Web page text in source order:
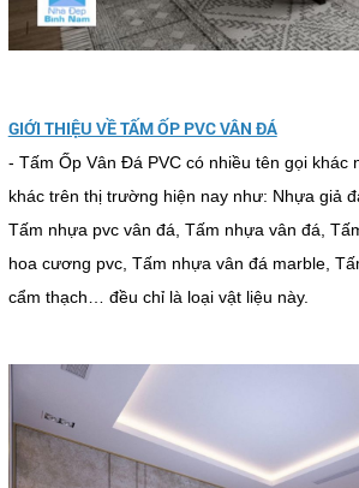
GIỚI THIỆU VỀ TẤM ỐP PVC VÂN ĐÁ
- Tấm Ốp Vân Đá PVC có nhiều tên gọi khác
khác trên thị trường hiện nay như: Nhựa giả
Tấm nhựa pvc vân đá, Tấm nhựa vân đá,
hoa cương pvc, Tấm nhựa vân đá marble,
cẩm thạch… đều chỉ là loại vật liệu này.